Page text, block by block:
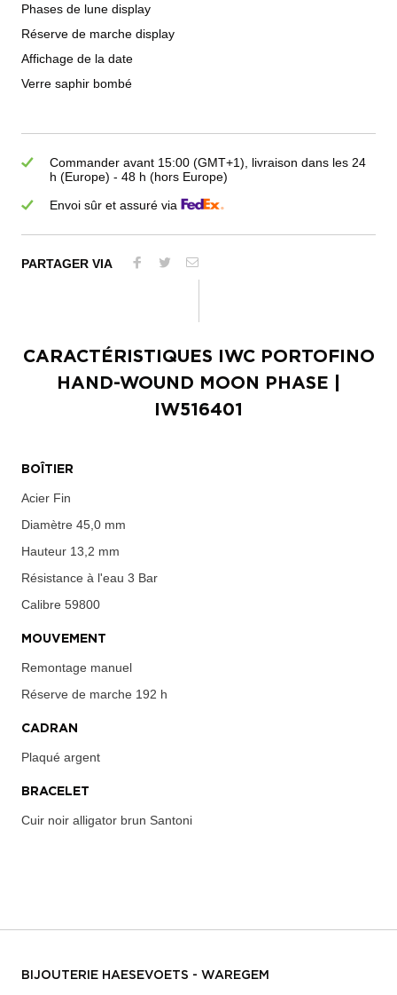
Phases de lune display
Réserve de marche display
Affichage de la date
Verre saphir bombé
Commander avant 15:00 (GMT+1), livraison dans les 24
h (Europe) - 48 h (hors Europe)
Envoi sûr et assuré via
PARTAGER VIA
CARACTÉRISTIQUES
IWC PORTOFINO
HAND-WOUND MOON PHASE
IW516401
BOÎTIER
Acier Fin
Diamètre 45,0 mm
Hauteur 13,2 mm
Résistance à l'eau 3 Bar
Calibre 59800
MOUVEMENT
Remontage manuel
Réserve de marche 192 h
CADRAN
Plaqué argent
BRACELET
Cuir noir alligator brun Santoni
BIJOUTERIE HAESEVOETS - WAREGEM